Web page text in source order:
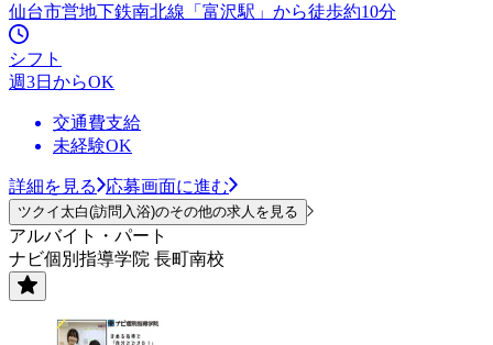
仙台市営地下鉄南北線「富沢駅」から徒歩約10分
シフト
週3日からOK
交通費支給
未経験OK
詳細を見る 応募画面に進む
ツクイ太白(訪問入浴)のその他の求人を見る
アルバイト・パート
ナビ個別指導学院 長町南校